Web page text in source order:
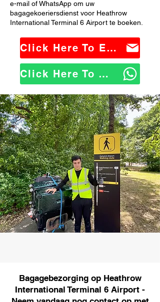
e-mail of WhatsApp om uw
bagagekoeriersdienst voor Heathrow
International Terminal 6 Airport te boeken.
Click Here To Email Us
Click Here To WhatsApp Us
Bagagebezorging op Heathrow
International Terminal 6 Airport -